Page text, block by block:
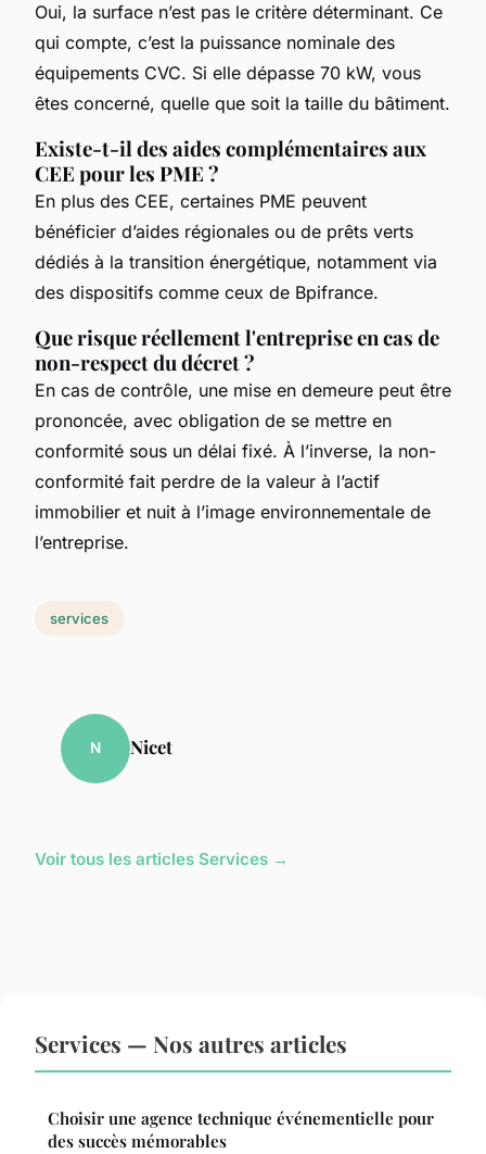
Oui, la surface n’est pas le critère déterminant. Ce
qui compte, c’est la puissance nominale des
équipements CVC. Si elle dépasse 70 kW, vous
êtes concerné, quelle que soit la taille du bâtiment.
Existe-t-il des aides complémentaires aux
CEE pour les PME ?
En plus des CEE, certaines PME peuvent
bénéficier d’aides régionales ou de prêts verts
dédiés à la transition énergétique, notamment via
des dispositifs comme ceux de Bpifrance.
Que risque réellement l'entreprise en cas de
non-respect du décret ?
En cas de contrôle, une mise en demeure peut être
prononcée, avec obligation de se mettre en
conformité sous un délai fixé. À l’inverse, la non-
conformité fait perdre de la valeur à l’actif
immobilier et nuit à l’image environnementale de
l’entreprise.
services
N Nicet
Voir tous les articles Services →
Services — Nos autres articles
Choisir une agence technique événementielle pour
des succès mémorables